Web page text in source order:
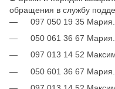
обращения в службу
097 050 19 35 Мария.
050 061 36 67 Мария.
097 013 14 52
050 601 36 67 Мария.